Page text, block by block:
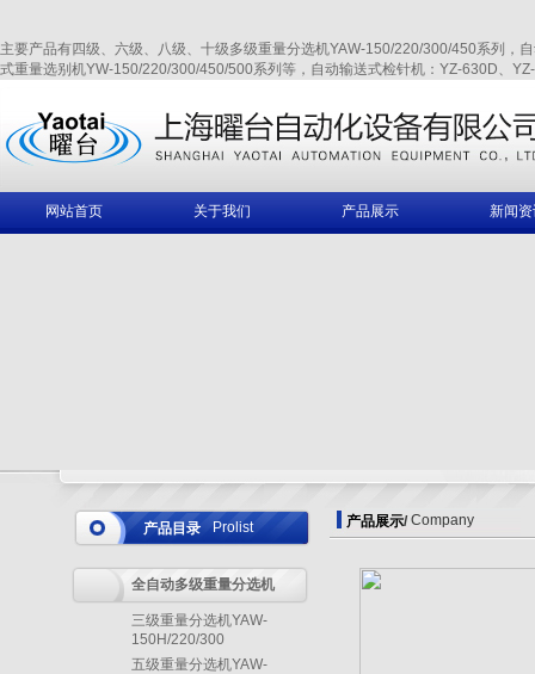
主要产品有四级、六级、八级、十级多级重量分选机YAW-150/220/300/450系列
式重量选别机YW-150/220/300/450/500系列等，自动输送式检针机：YZ-630D、
网站首页 关于我们 产品展示 新闻
产品目录 Prolist
全自动多级重量分选机
三级重量分选机YAW-
150H/220/300
五级重量分选机YAW-
产品展示/ Company